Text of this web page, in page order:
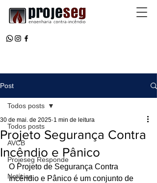
Post
Todos posts
AVCB
Projeseg Responde
Notícias
Todos posts
Projeto Segurança Contra
Incêndio e Pânico
30 de mai. de 2025 1 min de leitura
O Projeto de Segurança Contra
Incêndio e Pânico é um conjunto de